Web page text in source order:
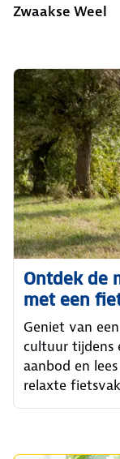
Zwaakse Weel
Ontdek de
met een
Geniet van
cultuur tijdens
aanbod en
relaxte